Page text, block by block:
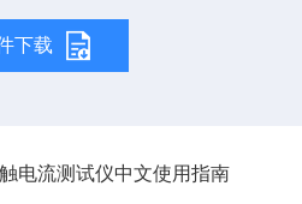
下载
电流测试仪中文使用指南